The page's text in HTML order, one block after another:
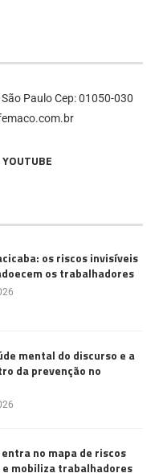
Paulo Cep: 01050-030
YOUTUBE
os riscos invisíveis
os trabalhadores
mental do discurso e a
da prevenção no
no mapa de riscos
e mobiliza trabalhadores